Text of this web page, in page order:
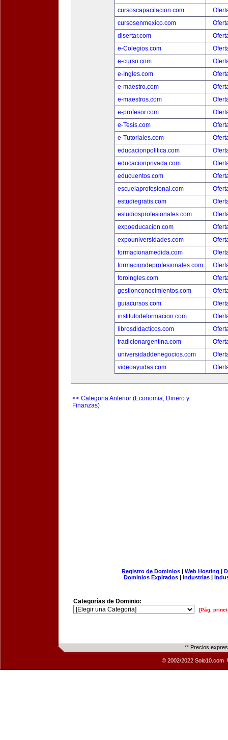
cursoscapacitacion.com
cursosenmexico.com
disertar.com
e-Colegios.com
e-curso.com
e-Ingles.com
e-maestro.com
e-maestros.com
e-profesor.com
e-Tesis.com
e-Tutoriales.com
educacionpolitica.com
educacionprivada.com
educuentos.com
escuelaprofesional.com
estudiegratis.com
estudiosprofesionales.com
expoeducacion.com
expouniversidades.com
formacionamedida.com
formaciondeprofesionales.com
foroingles.com
gestionconocimientos.com
guiacursos.com
institutodeformacion.com
librosdidacticos.com
tradicionargentina.com
universidaddenegocios.com
videoayudas.com
<< Categoria Anterior (Economia, Dinero y
Finanzas)
Registro de Dominios| Web Hosting |
Dominios Expirados | Industrias |
Categorías de Dominio:
[Pág.
** Precios
© 2002/2022 Solo10.com